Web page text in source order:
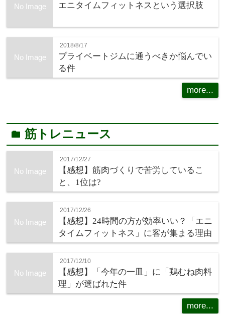
No Image エニタイムフィットネスという選択肢
No Image
2018/8/17
プライベートジムに通うべきか悩んでい
る件
more...
folder筋トレニュース
No Image
2017/12/27
【感想】筋肉づくりで苦労しているこ
と、1位は?
No Image
2017/12/26
【感想】24時間の方が効率いい？「エニ
タイムフィットネス」に客が集まる理由
No Image
2017/12/10
【感想】「今年の一皿」に「鶏むね肉料
理」が選ばれた件
more...